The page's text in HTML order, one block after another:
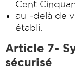
Cent
au-­‐delà de
établi.
Article 7-
sécurisé